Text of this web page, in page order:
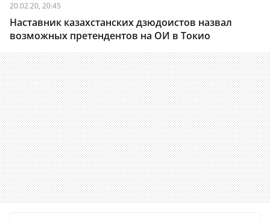
20.02.20, 20:45
Наставник казахстанских дзюдоистов назвал
возможных претендентов на ОИ в Токио